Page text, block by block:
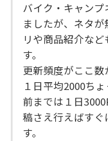
バイク・キャン
ましたが、ネタ
リや商品紹介な
す。
更新頻度がここ
１日平均2000ち
前までは１日
稿さえ行えばすぐ
す。